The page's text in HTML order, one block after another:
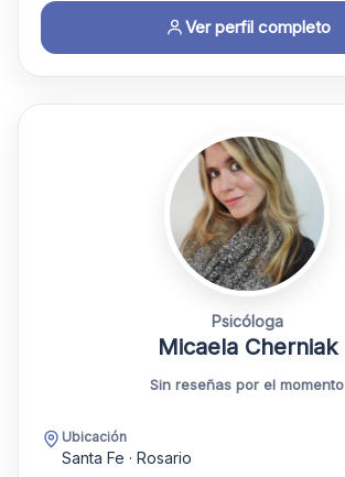
Ver perfil completo
Psicóloga
Micaela Cherniak
Sin reseñas por el momento
Ubicación
Santa Fe · Rosario